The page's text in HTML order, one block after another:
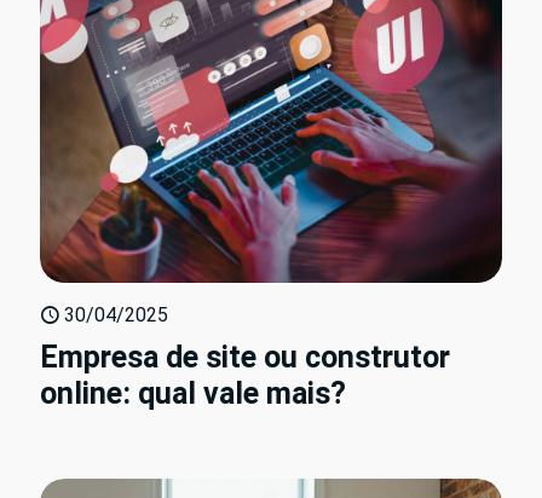
30/04/2025
Empresa de site ou construtor
online: qual vale mais?